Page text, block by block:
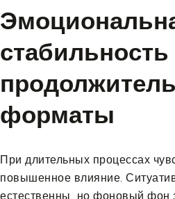
стабильность
форматы
При длительных процессах
повышенное влияние.
естественны, но фоновый фон